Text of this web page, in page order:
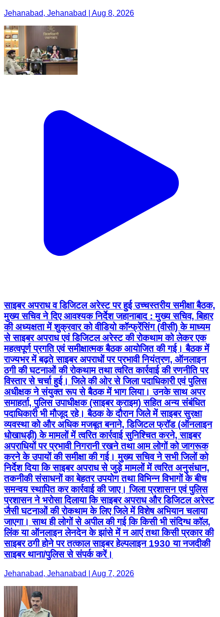
Jehanabad, Jehanabad | Aug 8, 2026
साइबर अपराध व डिजिटल अरेस्ट पर हुई उच्चस्तरीय समीक्षा बैठक,
मुख्य सचिव ने दिए आवश्यक निर्देश जहानाबाद : मुख्य सचिव, बिहार
की अध्यक्षता में शुक्रवार को वीडियो कॉन्फ्रेंसिंग (वीसी) के माध्यम
से साइबर अपराध एवं डिजिटल अरेस्ट की रोकथाम को लेकर एक
महत्वपूर्ण प्रगति एवं समीक्षात्मक बैठक आयोजित की गई। बैठक में
राज्यभर में बढ़ते साइबर अपराधों पर प्रभावी नियंत्रण, ऑनलाइन
ठगी की घटनाओं की रोकथाम तथा त्वरित कार्रवाई की रणनीति पर
विस्तार से चर्चा हुई। जिले की ओर से जिला पदाधिकारी एवं पुलिस
अधीक्षक ने संयुक्त रूप से बैठक में भाग लिया। उनके साथ अपर
समाहर्ता, पुलिस उपाधीक्षक (साइबर क्राइम) सहित अन्य संबंधित
पदाधिकारी भी मौजूद रहे। बैठक के दौरान जिले में साइबर सुरक्षा
व्यवस्था को और अधिक मजबूत बनाने, डिजिटल फ्रॉड (ऑनलाइन
धोखाधड़ी) के मामलों में त्वरित कार्रवाई सुनिश्चित करने, साइबर
अपराधियों पर प्रभावी निगरानी रखने तथा आम लोगों को जागरूक
करने के उपायों की समीक्षा की गई। मुख्य सचिव ने सभी जिलों को
निर्देश दिया कि साइबर अपराध से जुड़े मामलों में त्वरित अनुसंधान,
तकनीकी संसाधनों का बेहतर उपयोग तथा विभिन्न विभागों के बीच
समन्वय स्थापित कर कार्रवाई की जाए। जिला प्रशासन एवं पुलिस
प्रशासन ने भरोसा दिलाया कि साइबर अपराध और डिजिटल अरेस्ट
जैसी घटनाओं की रोकथाम के लिए जिले में विशेष अभियान चलाया
जाएगा। साथ ही लोगों से अपील की गई कि किसी भी संदिग्ध कॉल,
लिंक या ऑनलाइन लेनदेन के झांसे में न आएं तथा किसी प्रकार की
साइबर ठगी होने पर तत्काल साइबर हेल्पलाइन 1930 या नजदीकी
साइबर थाना/पुलिस से संपर्क करें।
Jehanabad, Jehanabad | Aug 7, 2026